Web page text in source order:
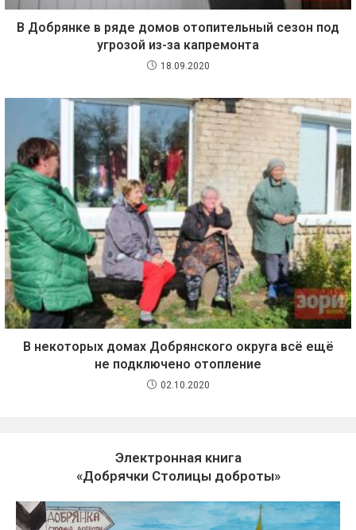
В Добрянке в ряде домов отопительный сезон под
угрозой из-за капремонта
18.09.2020
В некоторых домах Добрянского округа всё ещё
не подключено отопление
02.10.2020
Электронная книга
«Добрячки Столицы доброты»